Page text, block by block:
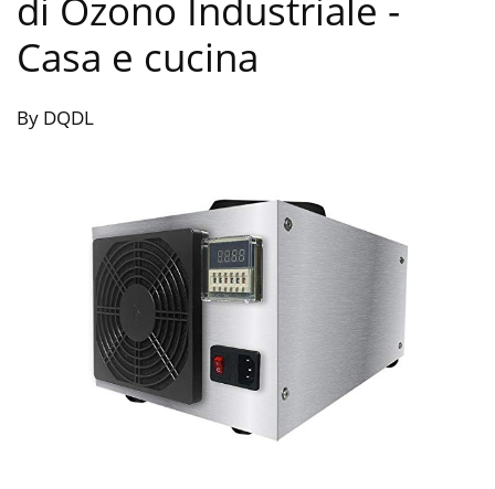
di Ozono Industriale -
Casa e cucina
By DQDL